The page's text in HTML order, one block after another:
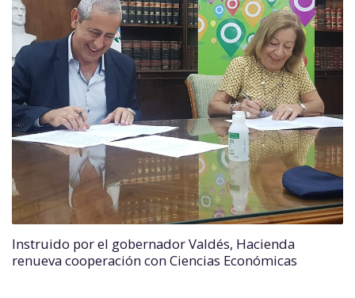
Instruido por el gobernador Valdés, Hacienda
renueva cooperación con Ciencias Económicas